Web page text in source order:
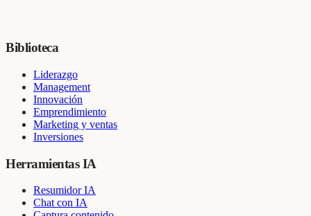
Biblioteca
Liderazgo
Management
Innovación
Emprendimiento
Marketing y ventas
Inversiones
Herramientas IA
Resumidor IA
Chat con IA